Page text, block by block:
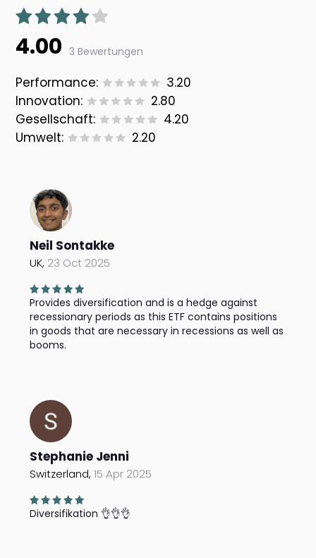
4.00 3 Bewertungen
Performance:
3.20
Innovation:
2.80
Gesellschaft:
4.20
Umwelt:
2.20
Neil Sontakke
UK, 23 Oct 2025
Provides diversification and is a hedge against
recessionary periods as this ETF contains positions
in goods that are necessary in recessions as well as
booms.
Stephanie Jenni
Switzerland,15 Apr 2025
Diversifikation 👌👌👌